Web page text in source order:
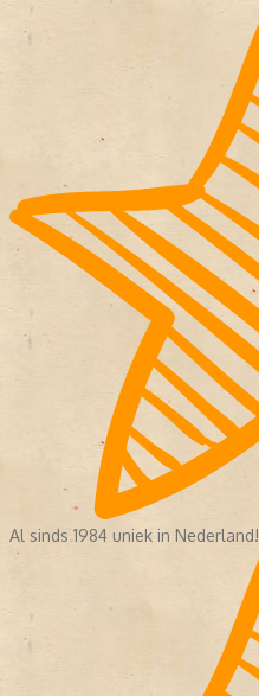
Al sinds 1984 uniek in Nederland!